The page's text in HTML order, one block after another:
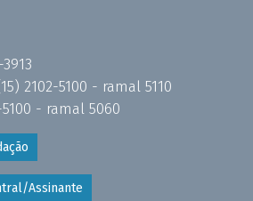
2102-5100 - ramal 5110
5100 - ramal 5060
Assinante